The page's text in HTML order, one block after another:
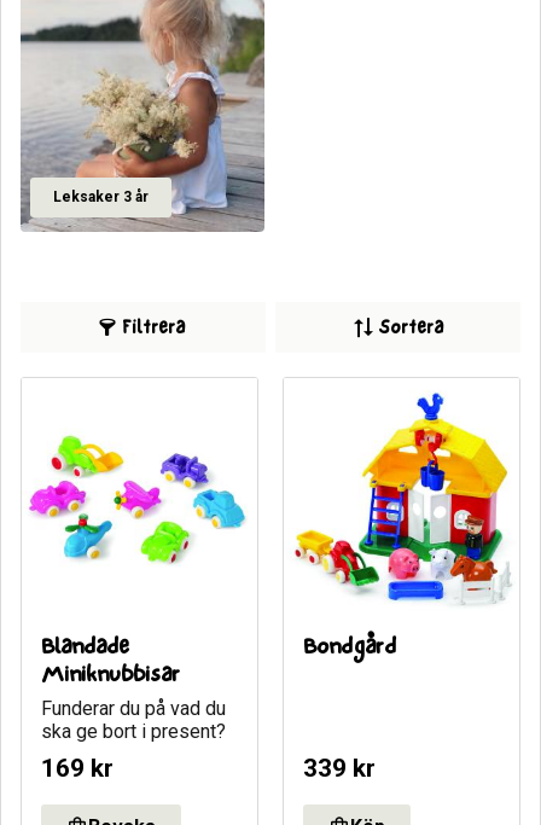
Leksaker 3 år
Filtrera Sortera
Blandade
Miniknubbisar
Funderar du på vad du
ska ge bort i present?
169 kr
Bondgård
339 kr